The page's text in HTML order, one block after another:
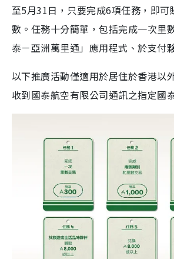
至5月31日，只要完成6項任務，即可
數。任務十分簡單，包括完成一次里
泰－亞洲萬里通」應用程式、於支付
以下推廣活動僅適用於居住於香港以
收到國泰航空有限公司通訊之指定國